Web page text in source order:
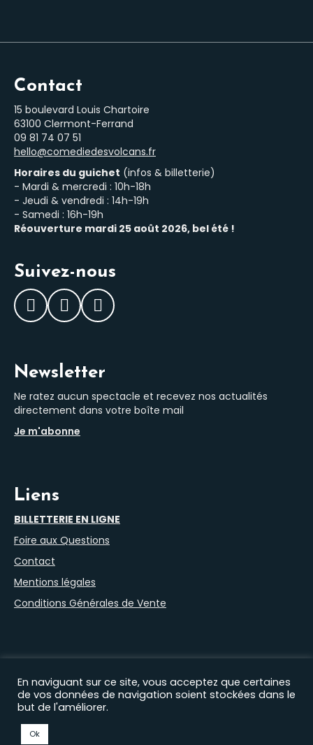
Contact
15 boulevard Louis Chartoire
63100 Clermont-Ferrand
‭09 81 74 07 51‬
hello@comediedesvolcans.fr
Horaires du guichet (infos & billetterie)
- Mardi & mercredi : 10h-18h
- Jeudi & vendredi : 14h-19h
- Samedi : 16h-19h
Réouverture mardi 25 août 2026, bel été !
Suivez-nous
Facebook
InstagramLinkedIn
Newsletter
Ne ratez aucun spectacle et recevez nos actualités
directement dans votre boîte mail
Je m'abonne
Liens
BILLETTERIE EN LIGNE
Foire aux Questions
Contact
Mentions légales
Conditions Générales de Vente
Nos autres sites :Filprod Productions
|Comédie Saint Roch
En naviguant sur ce site, vous acceptez que certaines
de vos données de navigation soient stockées dans le
but de l'améliorer.
Ok